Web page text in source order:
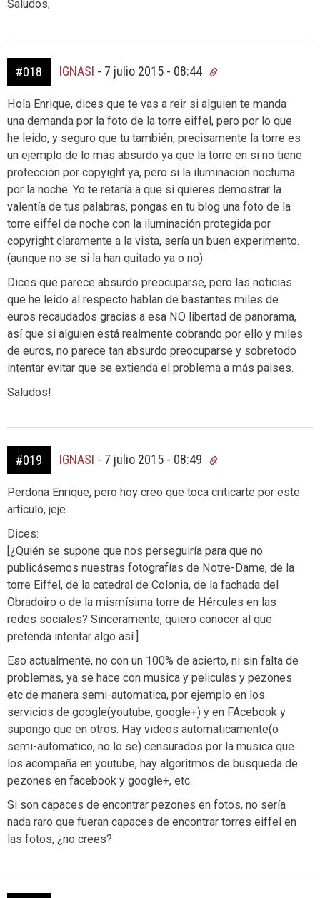
Saludos,
#018 IGNASI - 7 julio 2015 - 08:44
Hola Enrique, dices que te vas a reir si alguien te manda
una demanda por la foto de la torre eiffel, pero por lo que
he leido, y seguro que tu también, precisamente la torre es
un ejemplo de lo más absurdo ya que la torre en si no tiene
protección por copyight ya, pero si la iluminación nocturna
por la noche. Yo te retaría a que si quieres demostrar la
valentía de tus palabras, pongas en tu blog una foto de la
torre eiffel de noche con la iluminación protegida por
copyright claramente a la vista, sería un buen experimento.
(aunque no se si la han quitado ya o no)
Dices que parece absurdo preocuparse, pero las noticias
que he leido al respecto hablan de bastantes miles de
euros recaudados gracias a esa NO libertad de panorama,
así que si alguien está realmente cobrando por ello y miles
de euros, no parece tan absurdo preocuparse y sobretodo
intentar evitar que se extienda el problema a más paises.
Saludos!
#019 IGNASI - 7 julio 2015 - 08:49
Perdona Enrique, pero hoy creo que toca criticarte por este
artículo, jeje.
Dices:
[¿Quién se supone que nos perseguiría para que no
publicásemos nuestras fotografías de Notre-Dame, de la
torre Eiffel, de la catedral de Colonia, de la fachada del
Obradoiro o de la mismísima torre de Hércules en las
redes sociales? Sinceramente, quiero conocer al que
pretenda intentar algo así.]
Eso actualmente, no con un 100% de acierto, ni sin falta de
problemas, ya se hace con musica y peliculas y pezones
etc de manera semi-automatica, por ejemplo en los
servicios de google(youtube, google+) y en FAcebook y
supongo que en otros. Hay videos automaticamente(o
semi-automatico, no lo se) censurados por la musica que
los acompaña en youtube, hay algoritmos de busqueda de
pezones en facebook y google+, etc.
Si son capaces de encontrar pezones en fotos, no sería
nada raro que fueran capaces de encontrar torres eiffel en
las fotos, ¿no crees?